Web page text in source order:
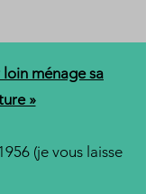
ménage sa
»
(je vous laisse